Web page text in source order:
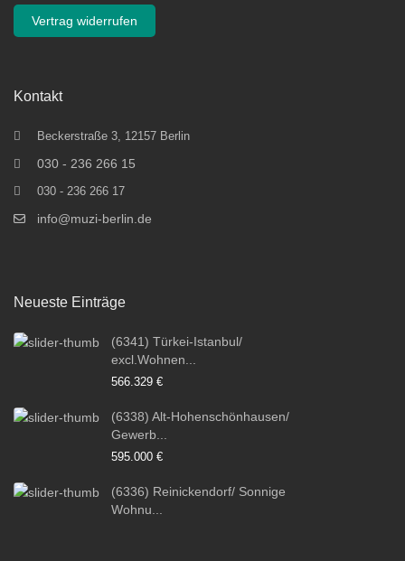
Vertrag widerrufen
Kontakt
Beckerstraße 3, 12157 Berlin
030 - 236 266 15
030 - 236 266 17
info@muzi-berlin.de
Neueste Einträge
(6341) Türkei-Istanbul/
excl.Wohnen...
566.329 €
(6338) Alt-Hohenschönhausen/
Gewerb...
595.000 €
(6336) Reinickendorf/ Sonnige
Wohnu...